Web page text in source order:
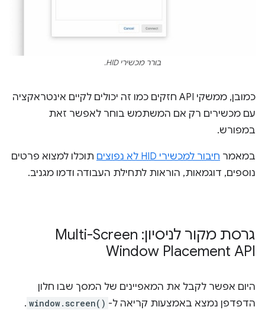
בורר מכשירי HID.
כמובן, ממשקי API חזקים כמו זה יכולים לקיים אינטראקציה
עם מכשירים רק אם המשתמש בוחר לאפשר זאת
במפורש.
במאמר חיבור למכשירי HID לא נפוצים
תוכלו למצוא פרטים
נוספים, דוגמאות, הוראות לתחילת העבודה ודמו מגניב.
גרסת מקור לניסיון: Multi-Screen
Window Placement API
היום אפשר לקבל את המאפיינים של המסך שבו חלון
הדפדפן נמצא באמצעות קריאה ל- window.screen()
.